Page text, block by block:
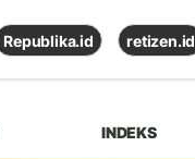
Republika.id retizen.id
INDEKS